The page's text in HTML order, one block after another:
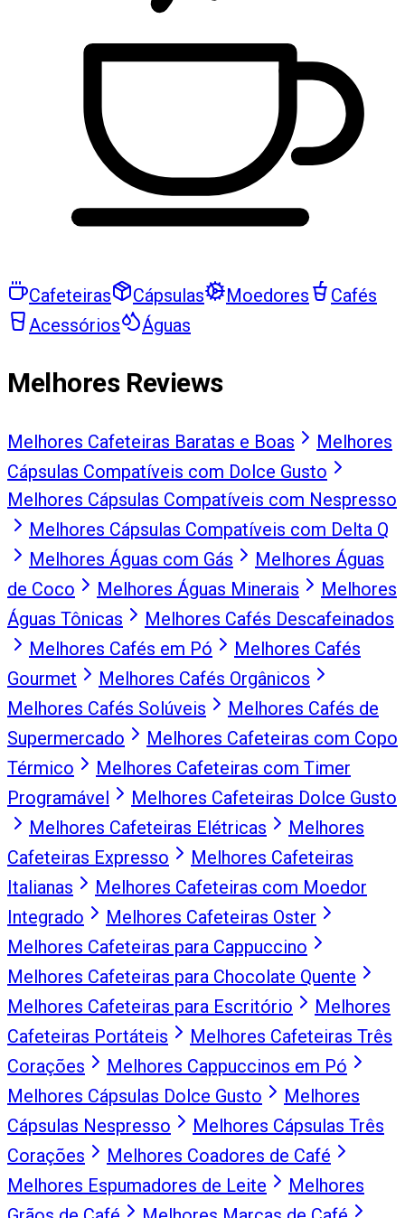
Cafeteiras Cápsulas Moedores
Cafés
Acessórios
Águas
Melhores Reviews
Melhores Cafeteiras Baratas e Boas
Melhores
Cápsulas Compatíveis com Dolce Gusto
Melhores Cápsulas Compatíveis com Nespresso
Melhores Cápsulas Compatíveis com Delta Q
Melhores Águas com Gás
Melhores Águas
de Coco
Melhores Águas Minerais
Melhores
Águas Tônicas
Melhores Cafés Descafeinados
Melhores Cafés em Pó
Melhores Cafés
Gourmet
Melhores Cafés Orgânicos
Melhores Cafés Solúveis
Melhores Cafés de
Supermercado
Melhores Cafeteiras com Copo
Térmico
Melhores Cafeteiras com Timer
Programável
Melhores Cafeteiras Dolce Gusto
Melhores Cafeteiras Elétricas
Melhores
Cafeteiras Expresso
Melhores Cafeteiras
Italianas
Melhores Cafeteiras com Moedor
Integrado
Melhores Cafeteiras Oster
Melhores Cafeteiras para Cappuccino
Melhores Cafeteiras para Chocolate Quente
Melhores Cafeteiras para Escritório
Melhores
Cafeteiras Portáteis
Melhores Cafeteiras Três
Corações
Melhores Cappuccinos em Pó
Melhores Cápsulas Dolce Gusto
Melhores
Cápsulas Nespresso
Melhores Cápsulas Três
Corações
Melhores Coadores de Café
Melhores Espumadores de Leite
Melhores